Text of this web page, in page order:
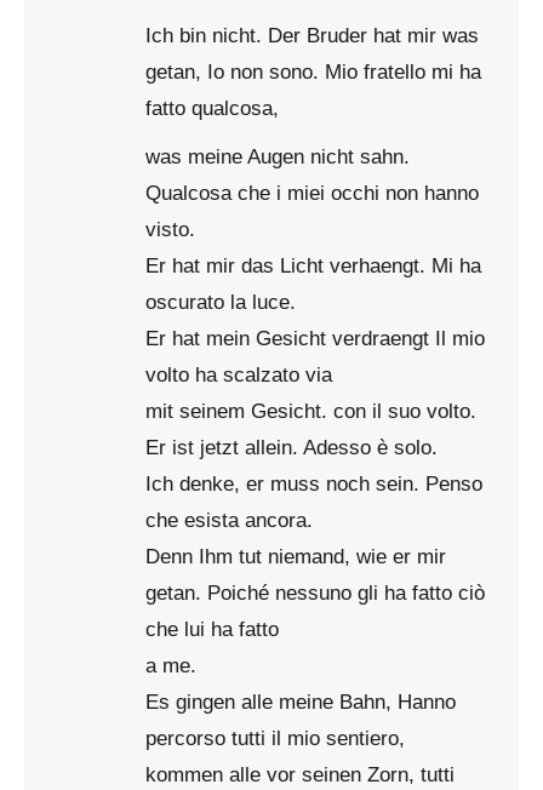
Ich bin nicht. Der Bruder hat mir was
getan, Io non sono. Mio fratello mi ha
fatto qualcosa,
was meine Augen nicht sahn.
Qualcosa che i miei occhi non hanno
visto.
Er hat mir das Licht verhaengt. Mi ha
oscurato la luce.
Er hat mein Gesicht verdraengt Il mio
volto ha scalzato via
mit seinem Gesicht. con il suo volto.
Er ist jetzt allein. Adesso è solo.
Ich denke, er muss noch sein. Penso
che esista ancora.
Denn Ihm tut niemand, wie er mir
getan. Poiché nessuno gli ha fatto ciò
che lui ha fatto
a me.
Es gingen alle meine Bahn, Hanno
percorso tutti il mio sentiero,
kommen alle vor seinen Zorn, tutti